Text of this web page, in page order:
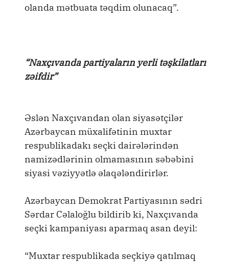
olanda mətbuata təqdim olunacaq”.
“Naxçıvanda partiyaların yerli təşkilatları
zəifdir”
Əslən Naxçıvandan olan siyasətçilər
Azərbaycan müxalifətinin muxtar
respublikadakı seçki dairələrindən
namizədlərinin olmamasının səbəbini
siyasi vəziyyətlə əlaqələndirirlər.
Azərbaycan Demokrat Partiyasının sədri
Sərdar Cəlaloğlu bildirib ki, Naxçıvanda
seçki kampaniyası aparmaq asan deyil:
“Muxtar respublikada seçkiyə qatılmaq